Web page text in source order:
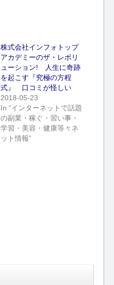
株式会社インフォトップ
アカデミーのザ・レボリ
ューション! 人生に奇跡
を起こす『究極の方程
式』 口コミが怪しい
2018-05-23
In “インターネットで話題
の副業・稼ぐ・習い事・
学習・美容・健康等々ネ
ット情報”